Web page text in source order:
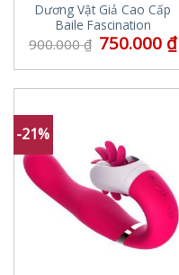
Dương Vật Giả Cao Cấp
Baile Fascination
900.000₫ 750.000 ₫
-21%